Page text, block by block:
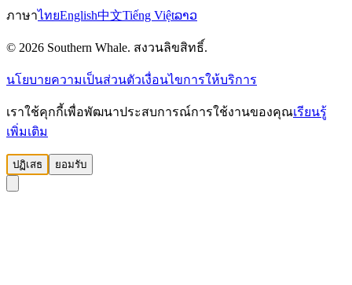
ภาษาไทยEnglish中文Tiếng Việtລາວ
© 2026 Southern Whale. สงวนลิขสิทธิ์.
นโยบายความเป็นส่วนตัวเงื่อนไขการให้บริการ
เราใช้คุกกี้เพื่อพัฒนาประสบการณ์การใช้งานของคุณเรียนรู้
เพิ่มเติม
ปฏิเสธ ยอมรับ